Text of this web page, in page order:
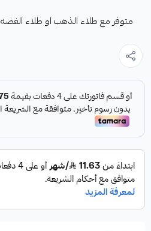
متوفر مع طلاء الذهب او طلاء الفضه